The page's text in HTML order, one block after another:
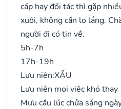
cấp hay đối tác thì gặp
xuôi, không cần lo lắng.
người đi có tin về.
5h-7h
17h-19h
Lưu niên:XẤU
Lưu niên mọi việc khó thay
Mưu cầu lúc chửa sáng